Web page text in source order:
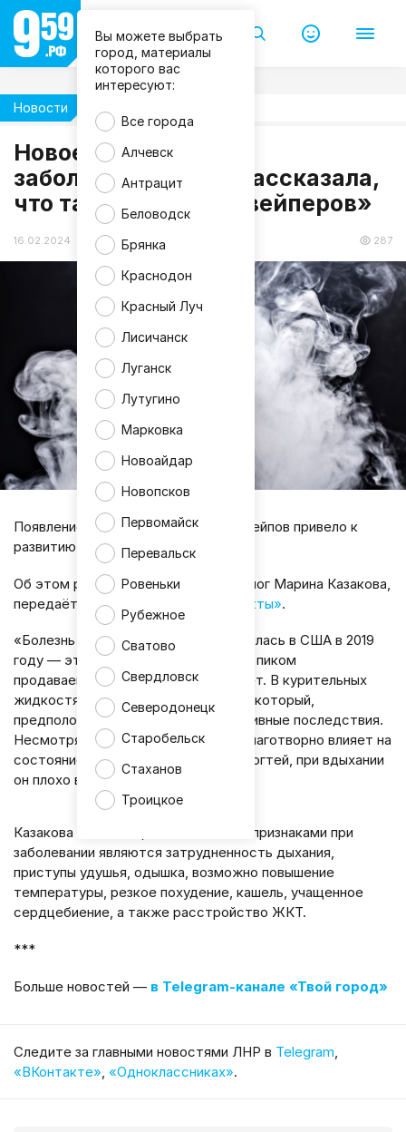
Вы можете выбрать
город, материалы
которого вас
интересуют:
Все города
Алчевск
Антрацит
Беловодск
Брянка
Краснодон
Красный Луч
Лисичанск
Луганск
Лутугино
Марковка
Новоайдар
Новопсков
Первомайск
Перевальск
Ровеньки
Рубежное
Сватово
Свердловск
Северодонецк
Старобельск
Стаханов
Троицкое
Новости
Новое смертельное
заболевание: врач рассказала,
что такое «болезнь вейперов»
16.02.2024 22:23 287
Появление электронных сигарет и вейпов привело к
развитию нового заболевания.
Об этом рассказала врач-пульмонолог Марина Казакова,
передаёт издание
«Аргументы и факты».
«Болезнь вейперов» или EVALI появилась в США в 2019
году — это событие было связано с пиком
продаваемости электронных сигарет. В курительных
жидкостях преобладает витамин E, который,
предположительно, вызывает негативные последствия.
Несмотря на то, что сам витамин благотворно влияет на
состояние сосудов, кожи, волос и ногтей, при вдыхании
он плохо влияет на ткани легких.
Казакова отметила, что основными признаками при
заболевании являются затрудненность дыхания,
приступы удушья, одышка, возможно повышение
температуры, резкое похудение, кашель, учащенное
сердцебиение, а также расстройство ЖКТ.
***
Больше новостей — в Telegram-канале «Твой город»
Cледите за главными новостями ЛНР в Telegram
«ВКонтакте» «Одноклассниках».